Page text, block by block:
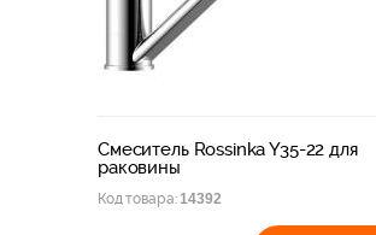
Смеситель Rossinka Y35-22 для
раковины
Код товара:14392